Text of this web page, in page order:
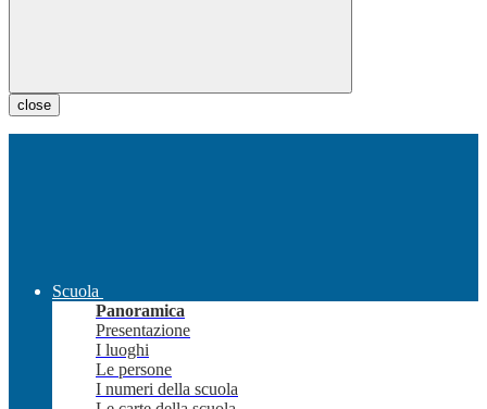
close
Scuola
Panoramica
Presentazione
I luoghi
Le persone
I numeri della scuola